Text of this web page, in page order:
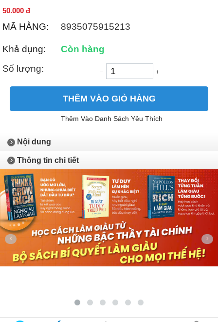
50.000 đ
MÃ HÀNG: 8935075915213
Khả dụng:
Còn hàng
Số lượng:
− +
THÊM VÀO GIỎ HÀNG
Thêm Vào Danh Sách Yêu Thích
Nội dung
Thông tin chi tiết